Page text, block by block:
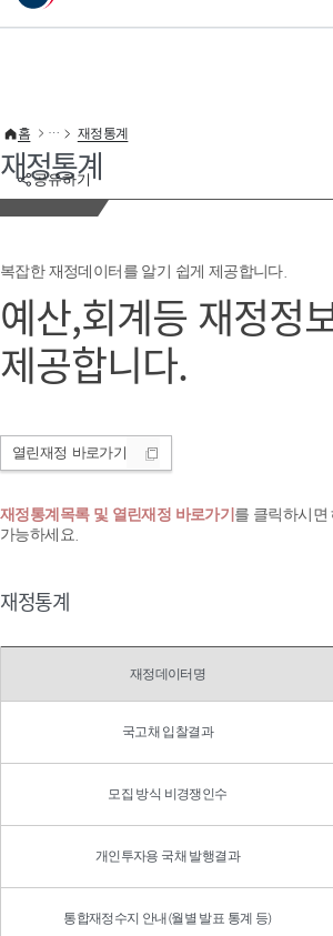
이 누리집은 대한민국 공식 전자정부 누리집입니다.
공유하기
홈 재정통계
재정통계
복잡한 재정데이터를 알기 쉽게 제공합니다.
예산,회계등 재정정
제공합니다.
열린재정 바로가기
재정통계목록 및 열린재정 바로가기 를 클릭하시면
가능하세요.
재정통계
재정데이터명
국고채 입찰결과
모집 방식 비경쟁인수
개인투자용 국채 발행결과
통합재정수지 안내(월별 발표 통계 등)